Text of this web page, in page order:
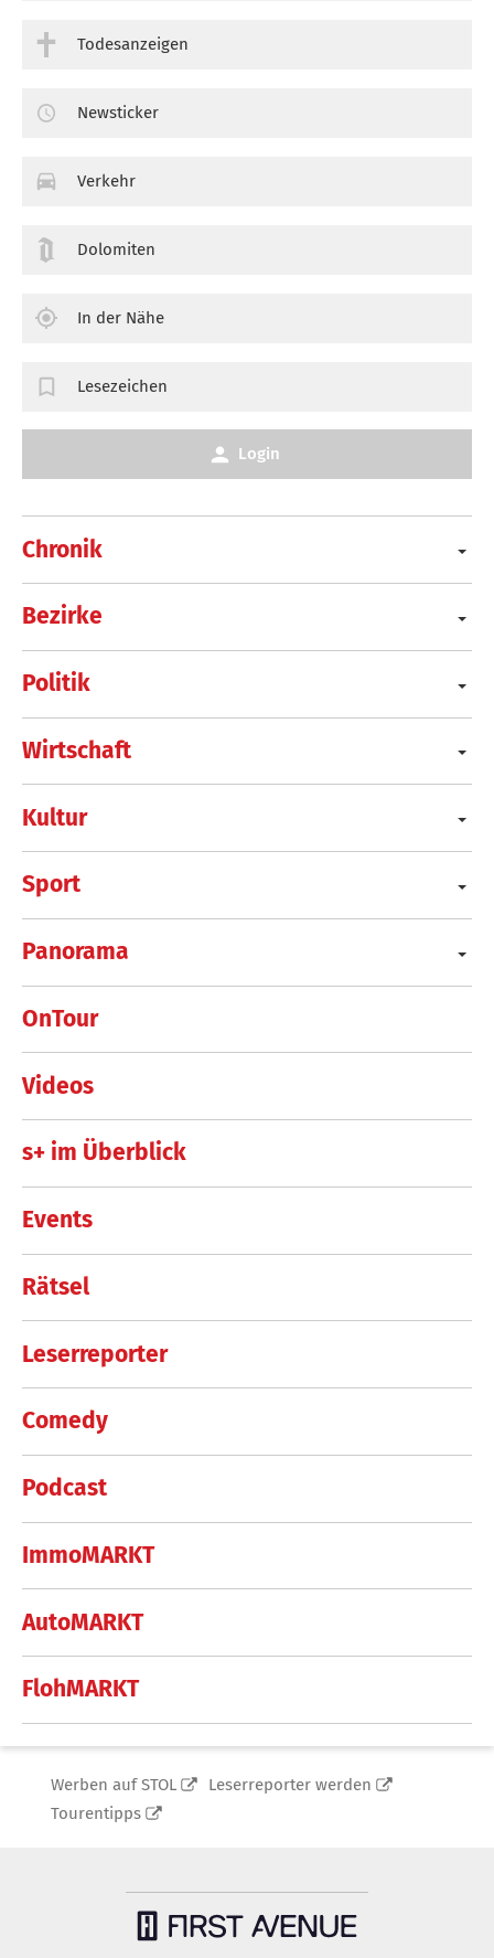
Chronik
Bezirke
Politik
Wirtschaft
Kultur
Sport
Panorama
OnTour
Videos
s+ im Überblick
Events
Rätsel
Leserreporter
Comedy
Podcast
ImmoMARKT
AutoMARKT
FlohMARKT
Todesanzeigen
Newsticker
Verkehr
Dolomiten
In der Nähe
Lesezeichen
Login
Werben auf STOL
Leserreporter werden
Tourentipps